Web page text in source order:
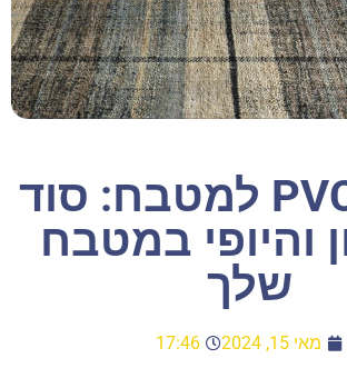
שטיח PVC למטבח: סוד
והיופי במטבח
שלך
מאי 15, 2024 17:46